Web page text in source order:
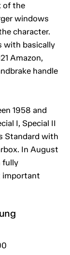
of the
windows
character.
with basically
Amazon,
handle
1958 and
I, Special II
Standard with
In August
fully
important